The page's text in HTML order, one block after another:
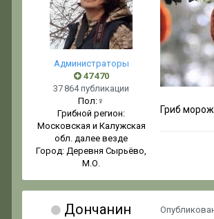
Администраторы
47 470
37 864 публикации
Пол: ♀
Грибной регион:
Московская и Калужская
обл. далее везде
Город: Деревня Сырьёво,
М.О.
Гриб
Дончанин